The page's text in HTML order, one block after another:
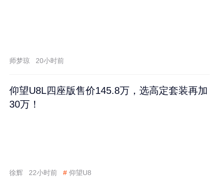
师梦琼 20小时前
仰望U8L四座版售价145.8万，选高定套装再加
30万！
徐辉 22小时前 # 仰望U8